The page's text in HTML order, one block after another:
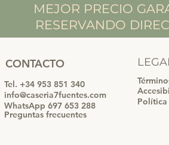
MEJOR PRECIO
RESERVANDO
CONTACTO
Tel. +34 953 851 340
info@caseria7fuentes.com
WhatsApp 697 653 288
Preguntas frecuentes